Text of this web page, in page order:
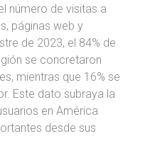
número de visitas a
páginas web y
de 2023, el 84% de
se concretaron
mientras que 16% se
Este dato subraya la
en América
desde sus